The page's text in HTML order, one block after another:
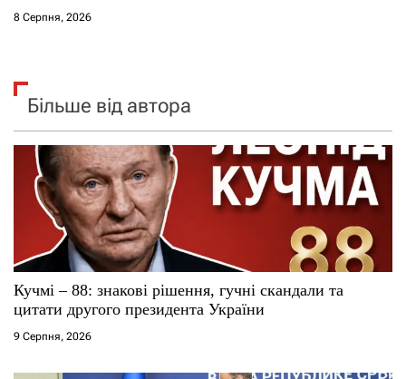
8 Серпня, 2026
Більше від автора
Кучмі – 88: знакові рішення, гучні скандали та
цитати другого президента України
9 Серпня, 2026